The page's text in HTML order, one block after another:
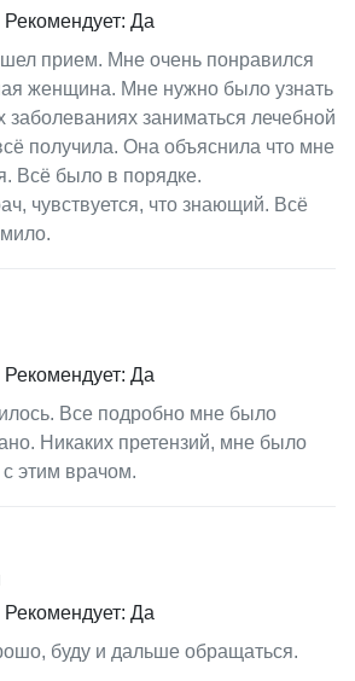
Рекомендует: Да
прием. Мне очень понравился
женщина. Мне нужно было узнать
заниматься лечебной
получила. Она объяснила что мне
Всё было в порядке.
чувствуется, что знающий. Всё
Рекомендует: Да
Все подробно мне было
Никаких претензий, мне было
этим врачом.
Рекомендует: Да
буду и дальше обращаться.